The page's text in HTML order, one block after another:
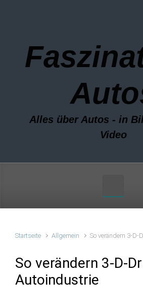
Alles über Autos - in
Video
Startseite Allgemein So verändern 3-D-
So verändern 3-D-
Autoindustrie